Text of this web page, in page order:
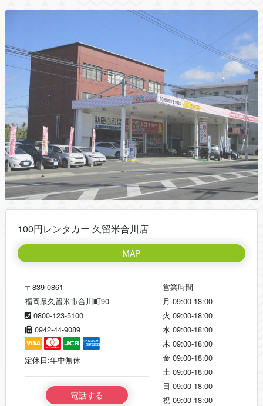
100円レンタカー 久留米合川店
MAP
〒839-0861
福岡県久留米市合川町90
0800-123-5100
0942-44-9089
定休日:年中無休
電話する
営業時間
月 09:00-18:00
火 09:00-18:00
水 09:00-18:00
木 09:00-18:00
金 09:00-18:00
土 09:00-18:00
日 09:00-18:00
祝 09:00-18:00